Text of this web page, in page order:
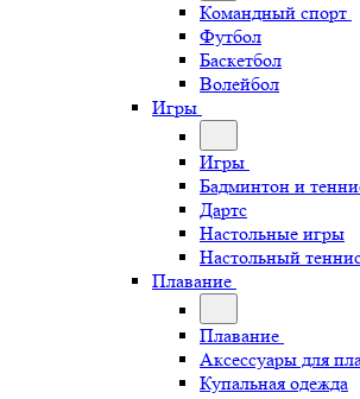
Командный спорт
Футбол
Баскетбол
Волейбол
Игры
Игры
Бадминтон и
Дартс
Настольные игры
Настольный
Плавание
Плавание
Аксессуары для
Купальная одежда